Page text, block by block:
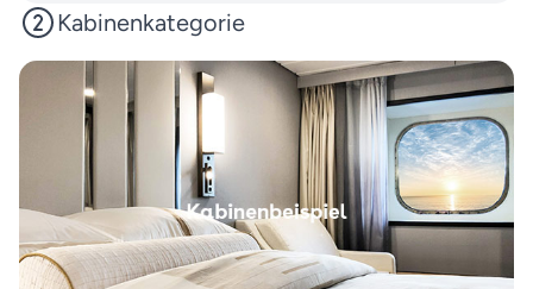
Kabinenkategorie